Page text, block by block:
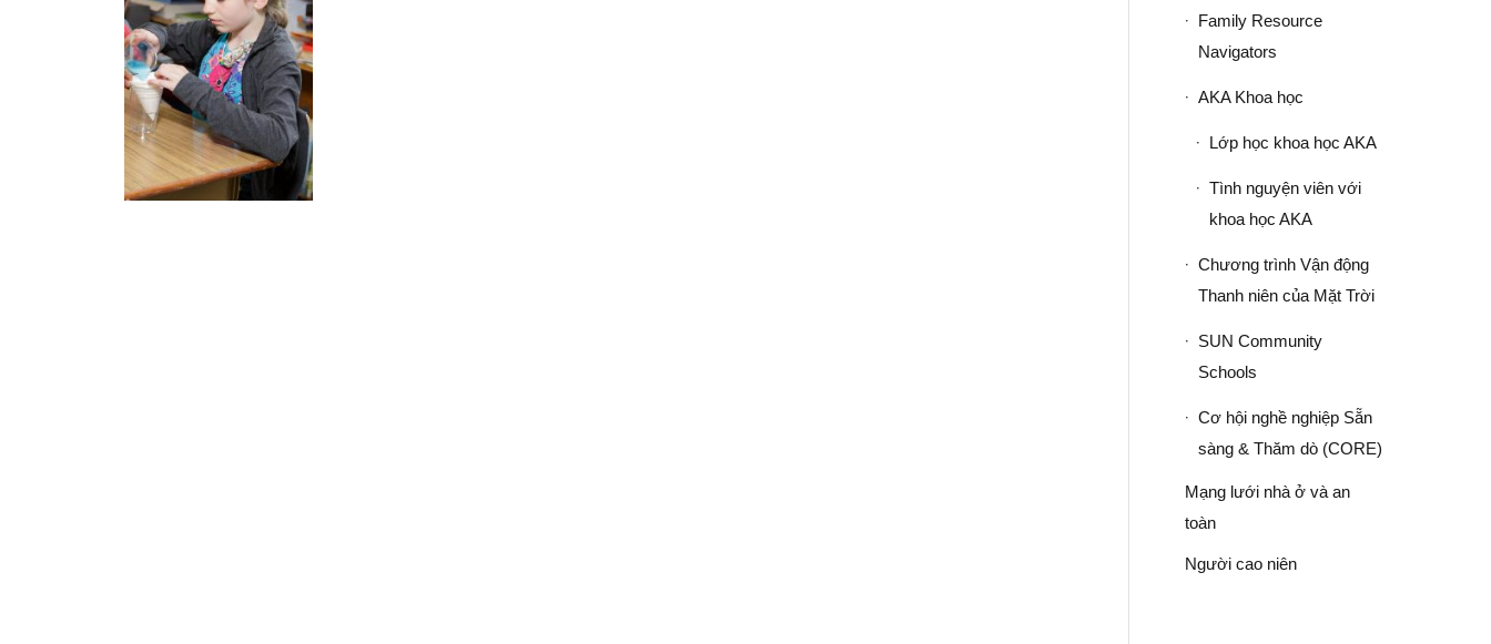
Family Resource
Navigators
AKA Khoa học
Lớp học khoa học AKA
Tình nguyện viên với
khoa học AKA
Chương trình Vận động
Thanh niên của Mặt Trời
SUN Community
Schools
Cơ hội nghề nghiệp Sẵn
sàng & Thăm dò (CORE)
Mạng lưới nhà ở và an
toàn
Người cao niên